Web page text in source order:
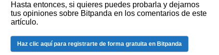
Hasta entonces, si quieres puedes probarla y dejarnos
tus opiniones sobre Bitpanda en los comentarios de este
artículo.
Haz clic aquí para registrarte de forma gratuita en Bitpanda